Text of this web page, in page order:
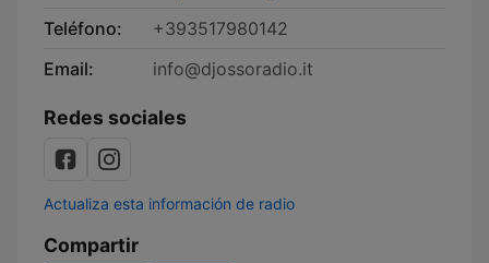
Teléfono:
+393517980142
Email:
info@djossoradio.it
Redes sociales
Actualiza esta información de radio
Compartir